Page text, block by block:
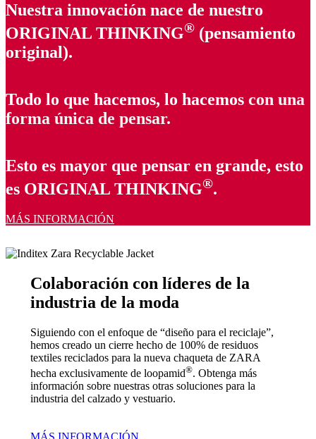
Nuestra innovación nace de nuestro
ORIGINAL THINKING® (pensamiento
original).
Todo lo que hacemos, lo hacemos con una
forma única de pensar.
Esto es mayor que pensar en grande, esto
es ORIGINAL THINKING®.
MÁS INFORMACIÓN
Colaboración con líderes de la
industria de la moda
Siguiendo con el enfoque de “diseño para el reciclaje”,
hemos creado un cierre hecho de 100% de residuos
textiles reciclados para la nueva chaqueta de ZARA
hecha exclusivamente de loopamid®. Obtenga más
información sobre nuestras otras soluciones para la
industria del calzado y vestuario.